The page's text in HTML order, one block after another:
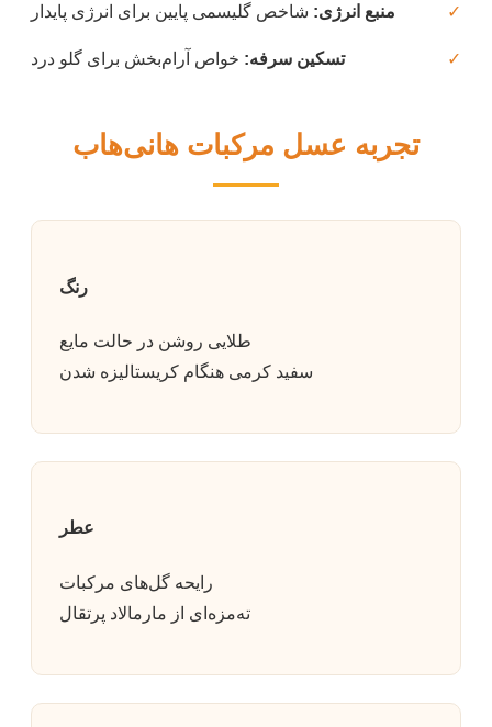
منبع انرژی: شاخص گلیسمی پایین برای انرژی پایدار
تسکین سرفه: خواص آرام‌بخش برای گلو درد
تجربه عسل مرکبات هانی‌هاب
رنگ
طلایی روشن در حالت مایع
سفید کرمی هنگام کریستالیزه شدن
عطر
رایحه گل‌های مرکبات
ته‌مزه‌ای از مارمالاد پرتقال